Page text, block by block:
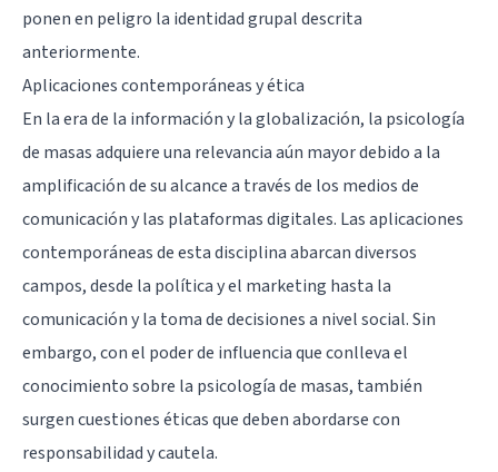
ponen en peligro la identidad grupal descrita
anteriormente.
Aplicaciones contemporáneas y ética
En la era de la información y la globalización, la psicología
de masas adquiere una relevancia aún mayor debido a la
amplificación de su alcance a través de los medios de
comunicación y las plataformas digitales. Las aplicaciones
contemporáneas de esta disciplina abarcan diversos
campos, desde la política y el marketing hasta la
comunicación y la toma de decisiones a nivel social. Sin
embargo, con el poder de influencia que conlleva el
conocimiento sobre la psicología de masas, también
surgen cuestiones éticas que deben abordarse con
responsabilidad y cautela.